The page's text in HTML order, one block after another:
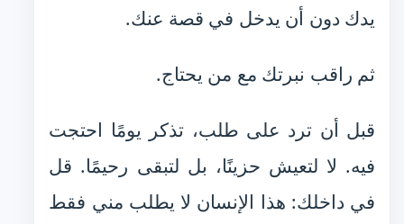
يدك دون أن يدخل في قصة عنك.
ثم راقب نبرتك مع من يحتاج.
قبل أن ترد على طلب، تذكر يومًا احتجت
فيه. لا لتعيش حزينًا، بل لتبقى رحيمًا. قل
في داخلك: هذا الإنسان لا يطلب مني فقط